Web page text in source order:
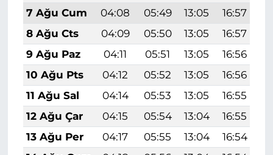
7 Ağu Cum
04:08 05:49 13:05 16:57
8 Ağu Cts
04:09 05:50 13:05 16:57
9 Ağu Paz
04:11 05:51 13:05 16:56
10 Ağu Pts
04:12 05:52 13:05 16:56
11 Ağu Sal
04:14 05:53 13:05 16:55
12 Ağu Çar
04:15 05:54 13:04 16:55
13 Ağu Per
04:17 05:55 13:04 16:54